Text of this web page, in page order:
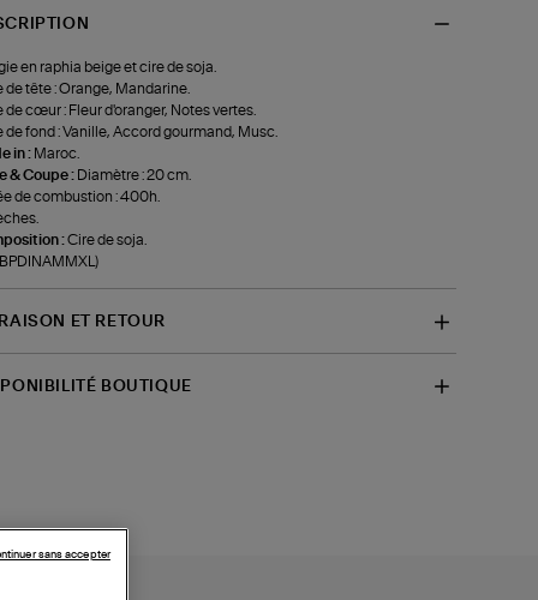
en raphia beige et cire de soja.
de tête : Orange, Mandarine.
de cœur : Fleur d'oranger, Notes vertes.
de fond : Vanille, Accord gourmand, Musc.
in : Maroc.
& Coupe : Diamètre : 20 cm.
de combustion : 400h.
:Cire de soja.
ET RETOUR
BOUTIQUE
sans accepter